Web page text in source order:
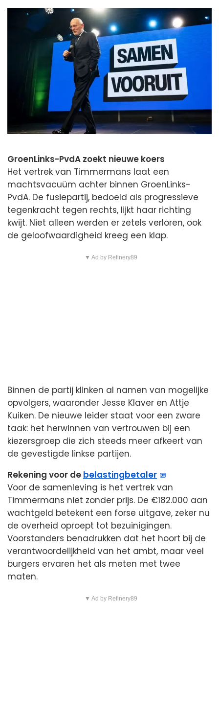
GroenLinks-PvdA zoekt nieuwe koers
Het vertrek van Timmermans laat een
machtsvacuüm achter binnen GroenLinks-
PvdA. De fusiepartij, bedoeld als progressieve
tegenkracht tegen rechts, lijkt haar richting
kwijt. Niet alleen werden er zetels verloren, ook
de geloofwaardigheid kreeg een klap.
▼ Ad by Refinery89
Binnen de partij klinken al namen van mogelijke
opvolgers, waaronder Jesse Klaver en Attje
Kuiken. De nieuwe leider staat voor een zware
taak: het herwinnen van vertrouwen bij een
kiezersgroep die zich steeds meer afkeert van
de gevestigde linkse partijen.
Rekening voor de belastingbetaler
Voor de samenleving is het vertrek van
Timmermans niet zonder prijs. De €182.000 aan
wachtgeld betekent een forse uitgave, zeker nu
de overheid oproept tot bezuinigingen.
Voorstanders benadrukken dat het hoort bij de
verantwoordelijkheid van het ambt, maar veel
burgers ervaren het als meten met twee
maten.
▼ Ad by Refinery89